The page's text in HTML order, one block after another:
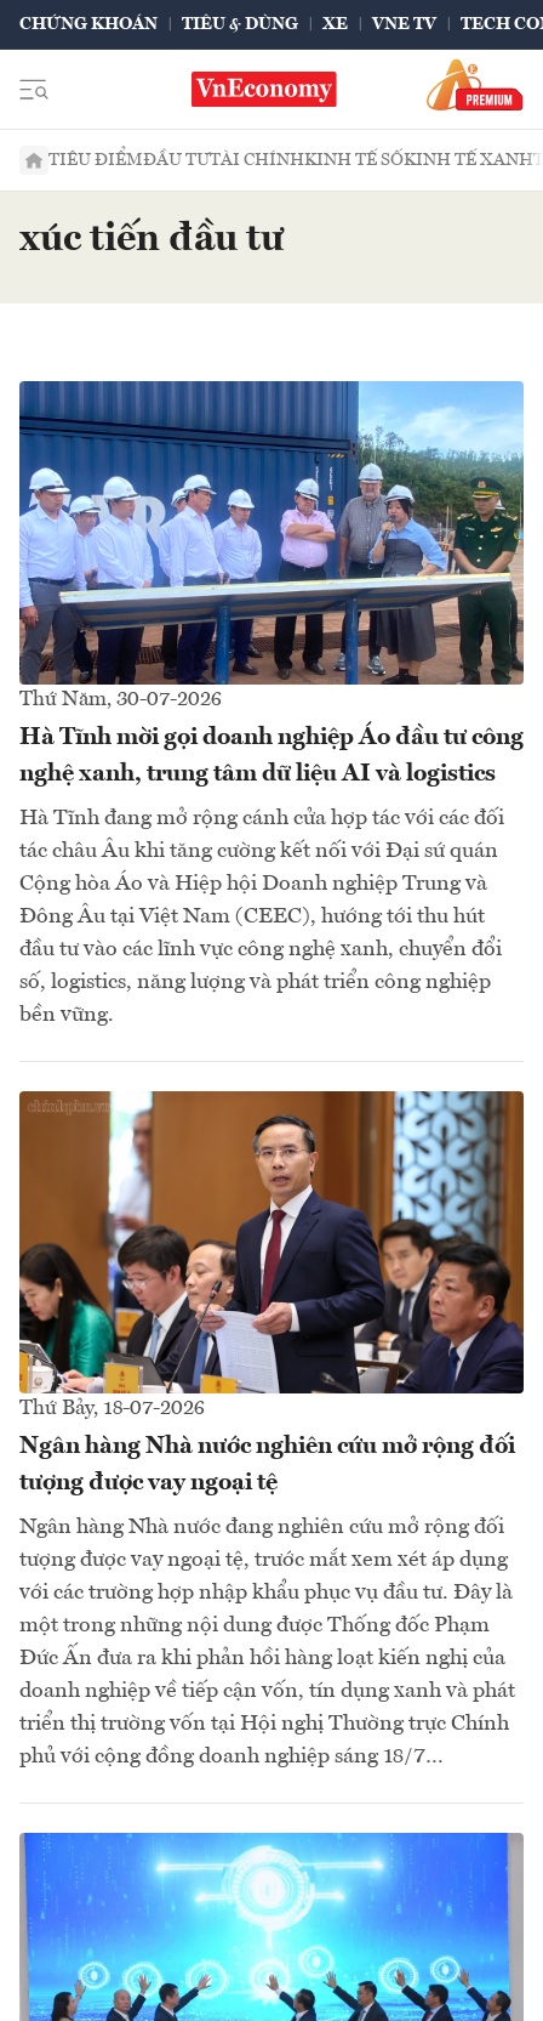
CHỨNG KHOÁN TIÊU & DÙNG XE VNE TV TECH
TIÊU ĐIỂMĐẦU TƯTÀI CHÍNHKINH TẾ SỐKINH TẾ XANH
xúc tiến đầu tư
Thứ Năm, 30-07-2026
Hà Tĩnh mời gọi doanh nghiệp Áo đầu tư công
nghệ xanh, trung tâm dữ liệu AI và logistics
Hà Tĩnh đang mở rộng cánh cửa hợp tác với các đối
tác châu Âu khi tăng cường kết nối với Đại sứ quán
Cộng hòa Áo và Hiệp hội Doanh nghiệp Trung và
Đông Âu tại Việt Nam (CEEC), hướng tới thu hút
đầu tư vào các lĩnh vực công nghệ xanh, chuyển đổi
số, logistics, năng lượng và phát triển công nghiệp
bền vững.
Thứ Bảy, 18-07-2026
Ngân hàng Nhà nước nghiên cứu mở rộng đối
tượng được vay ngoại tệ
Ngân hàng Nhà nước đang nghiên cứu mở rộng đối
tượng được vay ngoại tệ, trước mắt xem xét áp dụng
với các trường hợp nhập khẩu phục vụ đầu tư. Đây là
một trong những nội dung được Thống đốc Phạm
Đức Ấn đưa ra khi phản hồi hàng loạt kiến nghị của
doanh nghiệp về tiếp cận vốn, tín dụng xanh và phát
triển thị trường vốn tại Hội nghị Thường trực Chính
phủ với cộng đồng doanh nghiệp sáng 18/7…